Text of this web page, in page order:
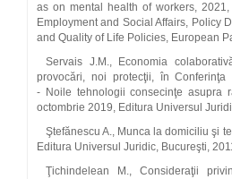
as on mental health of workers,
Employment and Social Affairs, Policy
and Quality of Life Policies, European
Servais J.M., Economia
provocări, noi protecţii, în
- Noile tehnologii consecinţe asupra
octombrie 2019, Editura Universul
Ştefănescu A., Munca la domiciliu şi
Editura Universul Juridic, Bucureşti,
Ţichindelean M., Consideraţii